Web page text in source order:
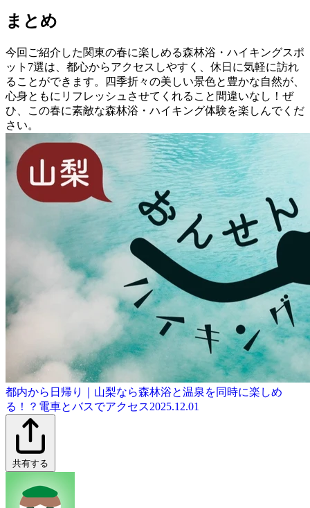
まとめ
今回ご紹介した関東の春に楽しめる森林浴・ハイキングスポ
ット7選は、都心からアクセスしやすく、休日に気軽に訪れ
ることができます。四季折々の美しい景色と豊かな自然が、
心身ともにリフレッシュさせてくれること間違いなし！ぜ
ひ、この春に素敵な森林浴・ハイキング体験を楽しんでくだ
さい。
都内から日帰り｜山梨なら森林浴と温泉を同時に楽しめ
る！？電車とバスでアクセス2025.12.01
共有する